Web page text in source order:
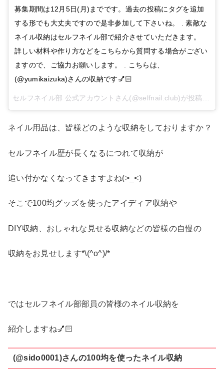
募集期間は12月5日(月)までです。過去の投稿にタグを追加
する形でも大丈夫ですので是非参加して下さいね。 . 素敵な
ネイル収納はセルフネイル部で紹介させていただきます。
詳しい材料や作り方などをこちらから質問する場合がござい
ますので、ご協力お願いします。 . こちらは、
(@yumikaizuka)さんの収納です💅🏻
ネイル用品は、皆様どのような収納をしておりますか？
セルフネイル歴が長くなるにつれて収納が
追い付かなくなってきますよね(>_<)
そこで100均グッズを使ったアイディア収納や
DIY収納、おしゃれな見せる収納などの皆様の自慢の
収納をお見せします*\(^o^)/*
ではセルフネイル部部員の皆様のネイル収納を
紹介しますね💅🏻
(@sido0001)さんの100均を使ったネイル収納